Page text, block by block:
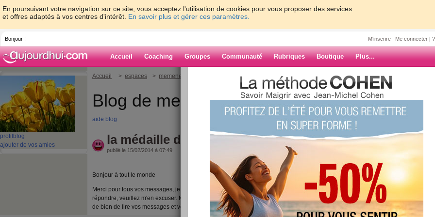
En poursuivant votre navigation sur ce site, vous acceptez l'utilisation de cookies pour vous proposer des services
et offres adaptés à vos centres d'intérêt. En savoir plus et gérer ces paramètres.
Bonjour ! M'inscrire | Me connecter |
Accueil Coaching Groupes Communauté Rubriques Boutique Plus...
profil blog
ajouter de vos amies
Accueil > espaces > memene21 > la médaille du travail
Blog de memene21
aide blog
la médaille du travail
publié le 15/02/2014 à 07:49
Bonjour à tout le monde
Merci pour tous vos messages, je vous ai lu, mais pas beaucoup de temps pour y
répondre, veuillez m'en excuser. Mais je suis toujours là et celà me fait beaucoup
de bien de lire vos messages et vos blogs.
ARCHIVES